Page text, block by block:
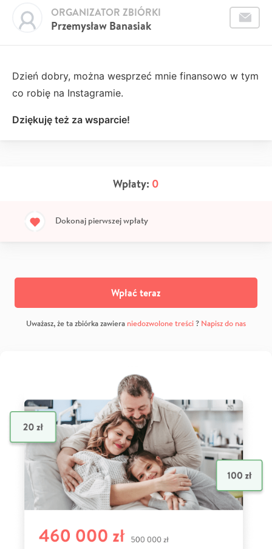
Przemysław Banasiak
ORGANIZATOR ZBIÓRKI
Dzień dobry, można wesprzeć mnie finansowo w tym
co robię na Instagramie.
Dziękuję też za wsparcie!
Wpłaty: 0
Dokonaj pierwszej wpłaty
Wpłać teraz
Uważasz, że ta zbiórka zawiera niedozwolone treści? Napisz do nas